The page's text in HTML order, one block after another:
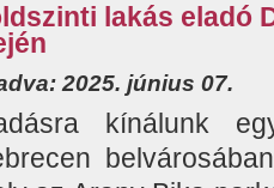
lakás eladó
2025. június 07.
kínálunk